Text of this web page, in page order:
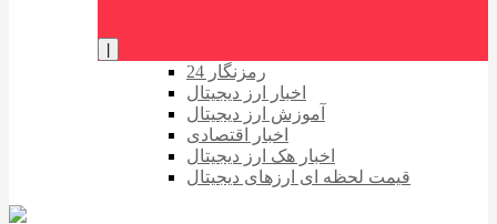
رمزنگار 24
اخبار ارز دیجیتال
آموزش ارز دیجیتال
اخبار اقتصادی
اخبار هک ارز دیجیتال
قیمت لحظه ای ارزهای دیجیتال